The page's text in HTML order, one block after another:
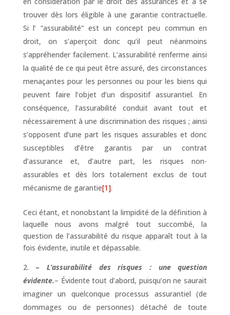
trouver dès lors éligible à une garantie contractuelle.
Si l’ “assurabilité” est un concept peu commun en
droit, on s’aperçoit donc qu’il peut néanmoins
s’appréhender facilement. L’assurabilité renferme ainsi
la qualité de ce qui peut être assuré, des circonstances
menaçantes pour les personnes ou pour les biens qui
peuvent faire l’objet d’un dispositif assurantiel. En
conséquence, l’assurabilité conduit avant tout et
nécessairement à une discrimination des risques ; ainsi
s’opposent d’une part les risques assurables et donc
susceptibles d’être garantis par un contrat
d’assurance et, d’autre part, les risques non-
assurables et dès lors totalement exclus de tout
mécanisme de garantie[1].
Ceci étant, et nonobstant la limpidité de la définition à
laquelle nous avons malgré tout succombé, la
question de l’assurabilité du risque apparaît tout à la
fois évidente, inutile et dépassable.
–L’assurabilité des risques : une question
évidente.– Évidente tout d’abord, puisqu’on ne saurait
imaginer un quelconque processus assurantiel (de
dommages ou de personnes) détaché de toute